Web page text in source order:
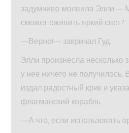
задумчиво молвила Элли.—
сможет оживить яркий свет?
—Верно!— закричал Гуд.
Элли произнесла несколько
у нее ничего не получилось.
издал радостный крик и
флагманский корабль.
—А что, если использовать